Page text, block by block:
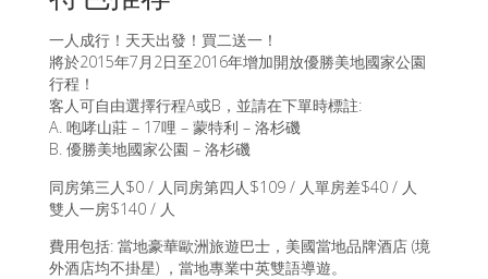
一人成行！天天出發！買二送一！
將於2015年7月2日至2016年增加開放優勝美地國家公園
行程！
客人可自由選擇行程A或B，並請在下單時標註:
A. 咆哮山莊 – 17哩 – 蒙特利 – 洛杉磯
B. 優勝美地國家公園 – 洛杉磯
同房第三人$0 / 人同房第四人$109 / 人單房差$40 / 人
雙人一房$140 / 人
費用包括: 當地豪華歐洲旅遊巴士，美國當地品牌酒店 (境
外酒店均不掛星) ，當地專業中英雙語導遊。